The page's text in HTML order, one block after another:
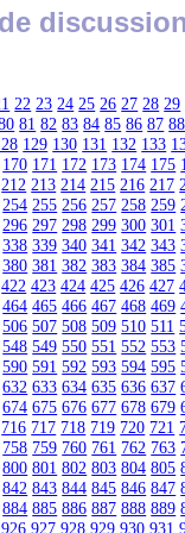
22 23 24 25 26 27 28 29
81 82 83 84 85 86 87 88
129 130 131 132 133
170 171 172 173 174 175
212 213 214 215 216 217
254 255 256 257 258 259
296 297 298 299 300 301
338 339 340 341 342 343
380 381 382 383 384 385
422 423 424 425 426 427
464 465 466 467 468 469
506 507 508 509 510 511
548 549 550 551 552 553
590 591 592 593 594 595
632 633 634 635 636 637
674 675 676 677 678 679
716 717 718 719 720 721
758 759 760 761 762 763
800 801 802 803 804 805
842 843 844 845 846 847
884 885 886 887 888 889
926 927 928 929 930 931